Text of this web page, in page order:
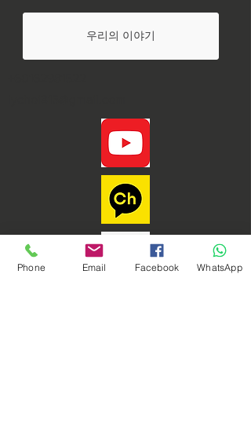
우리의 이야기
Phone Email Facebook WhatsApp